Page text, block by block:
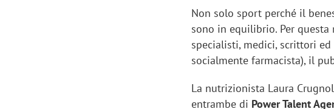
Non solo sport perché il
sono in equilibrio. Per questa
specialisti, medici, scrittori ed
socialmente farmacista), il
La nutrizionista Laura
entrambe di Power Talent